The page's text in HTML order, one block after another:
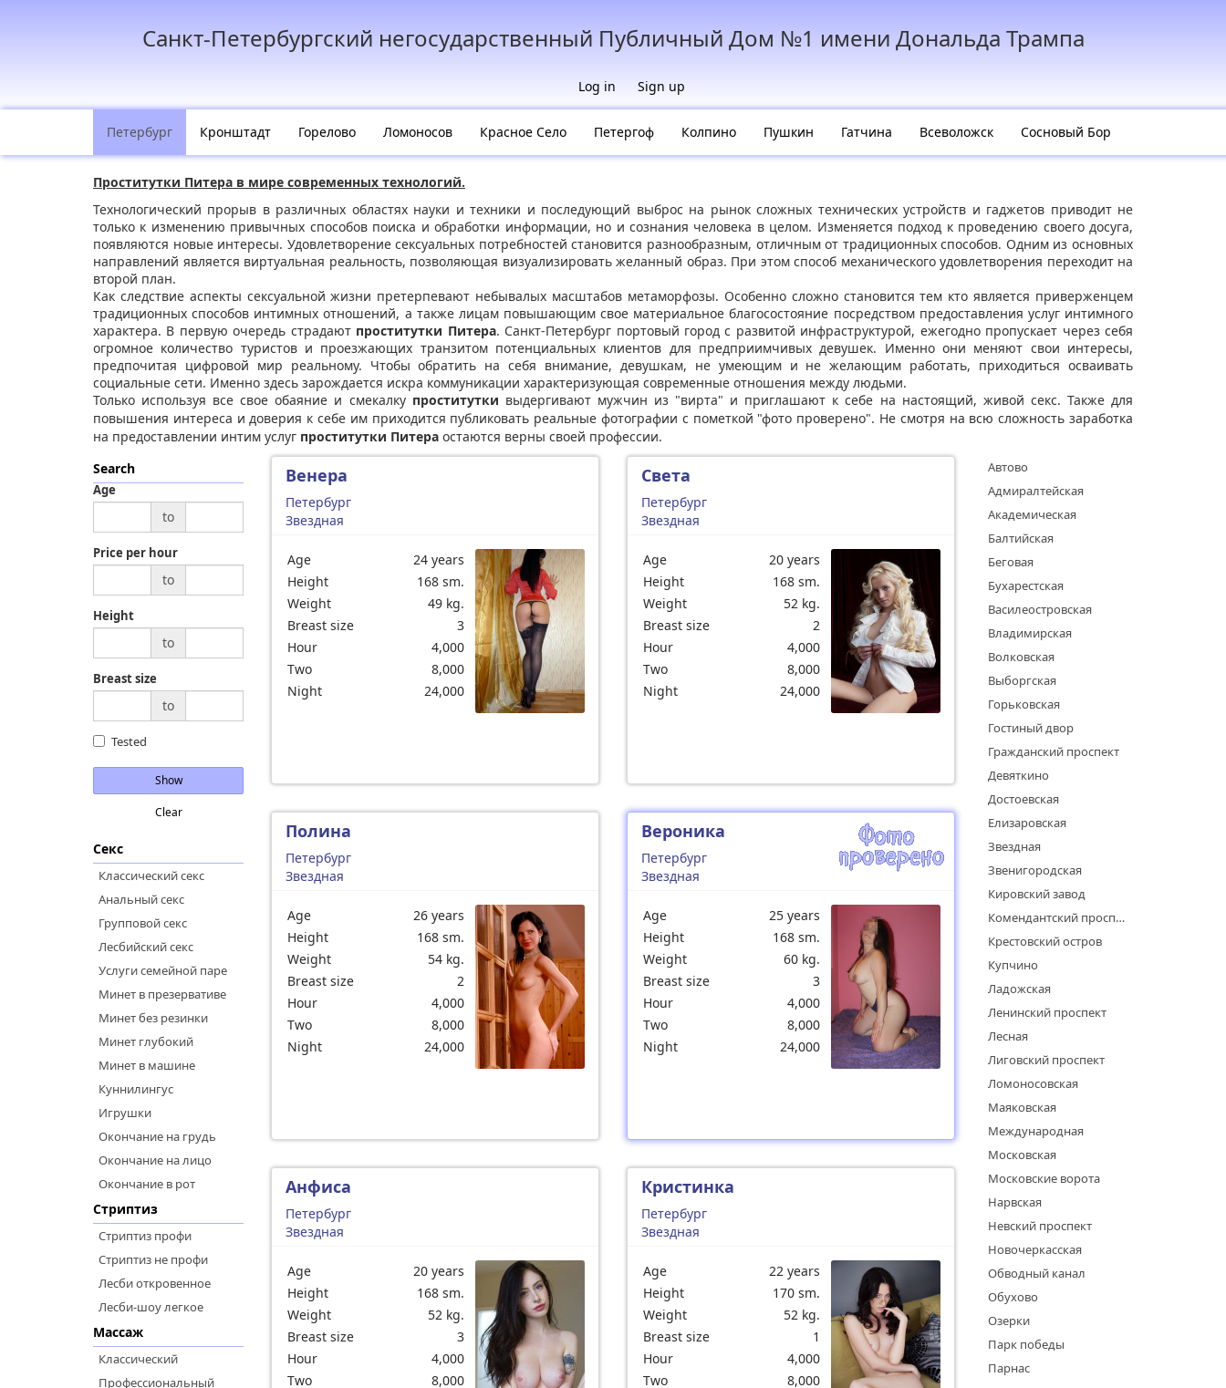
Санкт-Петербургский негосударственный Публичный Дом №1 имени Дональда Трампа
Log in Sign up
Петербург Кронштадт Горелово Ломоносов Красное Село Петергоф Колпино Пушкин Гатчина Всеволожск Сосновый Бор
Проститутки Питера в мире современных технологий.
Технологический прорыв в различных областях науки и техники и последующий выброс на рынок сложных технических устройств и гаджетов приводит не
только к изменению привычных способов поиска и обработки информации, но и сознания человека в целом. Изменяется подход к проведению своего досуга,
появляются новые интересы. Удовлетворение сексуальных потребностей становится разнообразным, отличным от традиционных способов. Одним из основных
направлений является виртуальная реальность, позволяющая визуализировать желанный образ. При этом способ механического удовлетворения переходит на
второй план.
Как следствие аспекты сексуальной жизни претерпевают небывалых масштабов метаморфозы. Особенно сложно становится тем кто является приверженцем
традиционных способов интимных отношений, а также лицам повышающим свое материальное благосостояние посредством предоставления услуг интимного
характера. В первую очередь страдают проститутки Питера. Санкт-Петербург портовый город с развитой инфраструктурой, ежегодно пропускает через себя
огромное количество туристов и проезжающих транзитом потенциальных клиентов для предприимчивых девушек. Именно они меняют свои интересы,
предпочитая цифровой мир реальному. Чтобы обратить на себя внимание, девушкам, не умеющим и не желающим работать, приходиться осваивать
социальные сети. Именно здесь зарождается искра коммуникации характеризующая современные отношения между людьми.
Только используя все свое обаяние и смекалку проститутки выдергивают мужчин из "вирта" и приглашают к себе на настоящий, живой секс. Также для
повышения интереса и доверия к себе им приходится публиковать реальные фотографии с пометкой "фото проверено". Не смотря на всю сложность заработка
на предоставлении интим услуг проститутки Питера остаются верны своей профессии.
Search
Age
to
Price per hour
to
Height
to
Breast size
to
Tested
Show
Clear
Секс
Классический секс
Анальный секс
Групповой секс
Лесбийский секс
Услуги семейной паре
Минет в презервативе
Минет без резинки
Минет глубокий
Минет в машине
Куннилингус
Игрушки
Окончание на грудь
Окончание на лицо
Окончание в рот
Стриптиз
Стриптиз профи
Стриптиз не профи
Лесби откровенное
Лесби-шоу легкое
Массаж
Классический
Профессиональный
Венера
Петербург
Звездная
Age
24 years
Height
168 sm.
Weight
49 kg.
Breast size
3
Hour
4,000
Two
8,000
Night
24,000
Света
Петербург
Звездная
Age
20 years
Height
168 sm.
Weight
52 kg.
Breast size
2
Hour
4,000
Two
8,000
Night
24,000
Полина
Петербург
Звездная
Age
26 years
Height
168 sm.
Weight
54 kg.
Breast size
2
Hour
4,000
Two
8,000
Night
24,000
Вероника
Петербург
Звездная
Age
25 years
Height
168 sm.
Weight
60 kg.
Breast size
3
Hour
4,000
Two
8,000
Night
24,000
Анфиса
Петербург
Звездная
Age
20 years
Height
168 sm.
Weight
52 kg.
Breast size
3
Hour
4,000
Two
8,000
Кристинка
Петербург
Звездная
Age
22 years
Height
170 sm.
Weight
52 kg.
Breast size
1
Hour
4,000
Two
8,000
Автово
Адмиралтейская
Академическая
Балтийская
Беговая
Бухарестская
Василеостровская
Владимирская
Волковская
Выборгская
Горьковская
Гостиный двор
Гражданский проспект
Девяткино
Достоевская
Елизаровская
Звездная
Звенигородская
Кировский завод
Комендантский проспект
Крестовский остров
Купчино
Ладожская
Ленинский проспект
Лесная
Лиговский проспект
Ломоносовская
Маяковская
Международная
Московская
Московские ворота
Нарвская
Невский проспект
Новочеркасская
Обводный канал
Обухово
Озерки
Парк победы
Парнас